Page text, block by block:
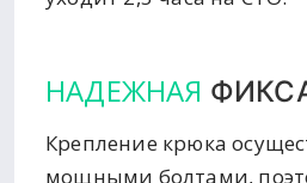
НАДЕЖНАЯ
Крепление крюка
мощными болтами,